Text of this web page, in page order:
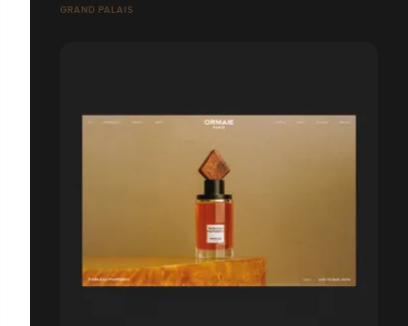
GRAND PALAIS